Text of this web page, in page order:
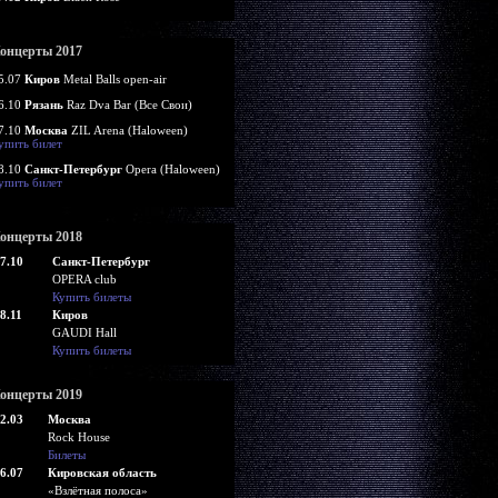
2017
Киров Metal Balls open-air
Рязань Raz Dva Bar (Все Свои)
Москва ZIL Arena (Haloween)
билет
Санкт-Петербург Opera (Haloween)
билет
2018
Санкт-Петербург
OPERA club
Купить билеты
Киров
GAUDI Hall
Купить билеты
2019
Москва
Rock House
Билеты
Кировская область
«Взлётная полоса»